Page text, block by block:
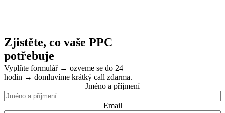
Zjistěte, co vaše PPC
potřebuje
Vyplňte formulář → ozveme se do 24
hodin → domluvíme krátký call zdarma.
Jméno a příjmení
Email